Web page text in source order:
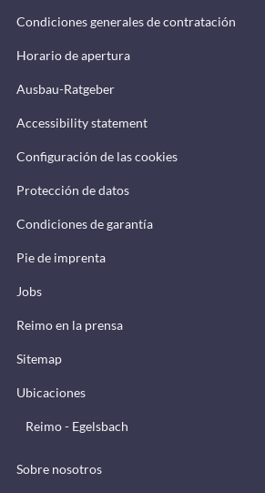
Condiciones generales de contratación
Horario de apertura
Ausbau-Ratgeber
Accessibility statement
Configuración de las cookies
Protección de datos
Condiciones de garantía
Pie de imprenta
Jobs
Reimo en la prensa
Sitemap
Ubicaciones
Reimo - Egelsbach
Sobre nosotros